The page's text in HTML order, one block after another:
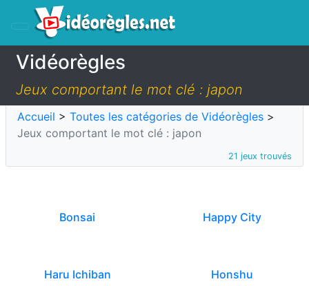
Vidéorègles
Jeux comportant le mot clé : japon
Accueil > Toutes les catégories de Vidéorègles >
Jeux comportant le mot clé : japon
21 jeux trouvés
Bonsai Happy City
Haru Ichiban Honshu